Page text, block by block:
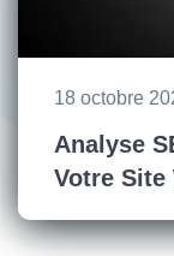
18 octobre
Analyse
Votre Site